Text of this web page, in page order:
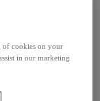
o ochrane osobných
vozidlo z ponuky "Moja
na deaktiváciu služieb.
of cookies on your
in our marketing